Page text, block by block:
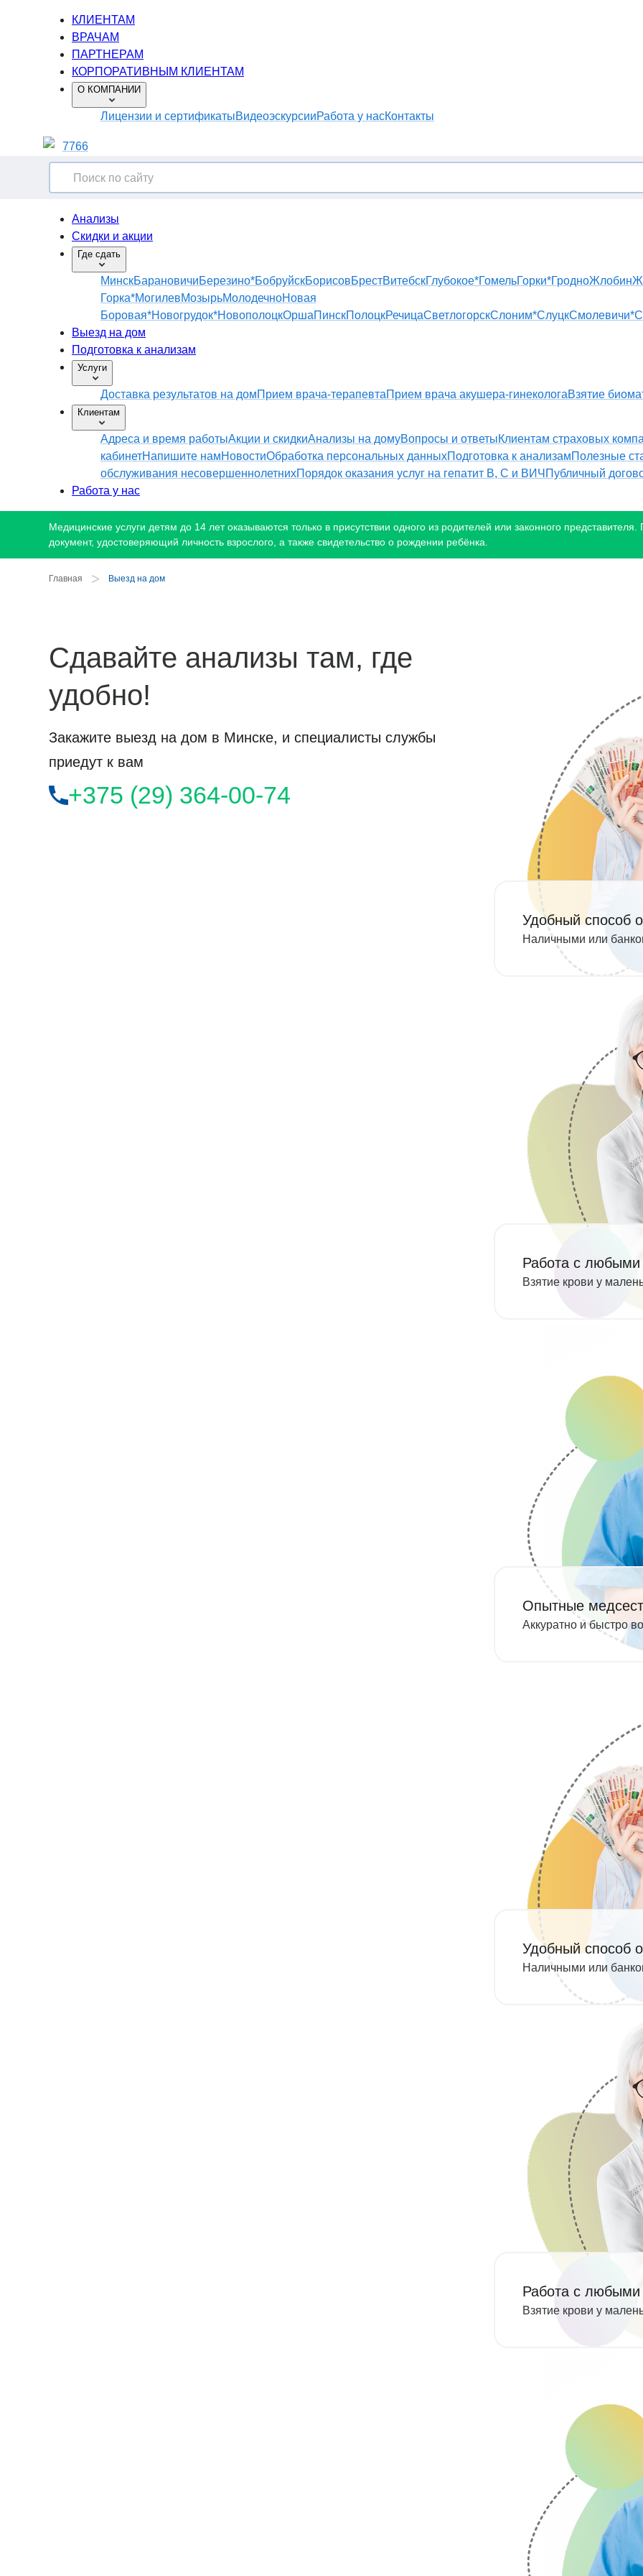
КЛИЕНТАМ
ВРАЧАМ
ПАРТНЕРАМ
КОРПОРАТИВНЫМ КЛИЕНТАМ
О КОМПАНИИ
Лицензии и сертификатыВидеоэскурсииРабота у насКонтакты
7766
Анализы
Скидки и акции
Где сдать
МинскБарановичиБерезино*БобруйскБорисовБрестВитебскГлубокое*ГомельГорки*ГродноЖлобин
Горка*МогилевМозырьМолодечноНовая
Боровая*Новогрудок*НовополоцкОршаПинскПолоцкРечицаСветлогорскСлоним*СлуцкСмолевичи*
Выезд на дом
Подготовка к анализам
Услуги
Доставка результатов на домПрием врача-терапевтаПрием врача акушера-гинекологаВзятие
Клиентам
Адреса и время работыАкции и скидкиАнализы на домуВопросы и ответыКлиентам страховых
кабинетНапишите намНовостиОбработка персональных данныхПодготовка к анализамПолезные
обслуживания несовершеннолетнихПорядок оказания услуг на гепатит B, С и ВИЧ Публичный
Работа у нас
Медицинские услуги детям до 14 лет оказываются только в присутствии одного из родителей или законного представителя.
документ, удостоверяющий личность взрослого, а также свидетельство о рождении ребёнка.
Главная > Выезд на дом
Сдавайте анализы там, где
удобно!
Закажите выезд на дом в Минске, и специалисты службы
приедут к вам
+375 (29) 364-00-74
Удобный способ
Наличными или
Работа с любыми
Взятие крови у
Опытные
Аккуратно и быстро
Удобный способ
Наличными или
Работа с любыми
Взятие крови у